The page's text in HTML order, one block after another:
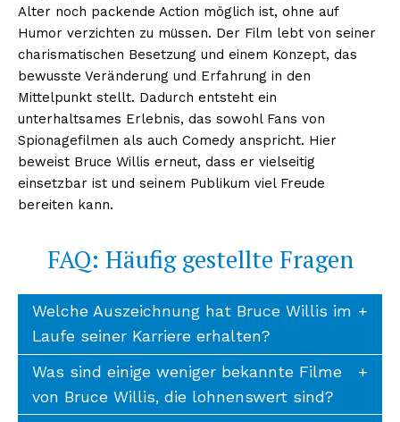
Alter noch packende Action möglich ist, ohne auf
Humor verzichten zu müssen. Der Film lebt von seiner
charismatischen Besetzung und einem Konzept, das
bewusste Veränderung und Erfahrung in den
Mittelpunkt stellt. Dadurch entsteht ein
unterhaltsames Erlebnis, das sowohl Fans von
Spionagefilmen als auch Comedy anspricht. Hier
beweist Bruce Willis erneut, dass er vielseitig
einsetzbar ist und seinem Publikum viel Freude
bereiten kann.
FAQ: Häufig gestellte Fragen
Welche Auszeichnung hat Bruce Willis im
Laufe seiner Karriere erhalten?
Was sind einige weniger bekannte Filme
von Bruce Willis, die lohnenswert sind?